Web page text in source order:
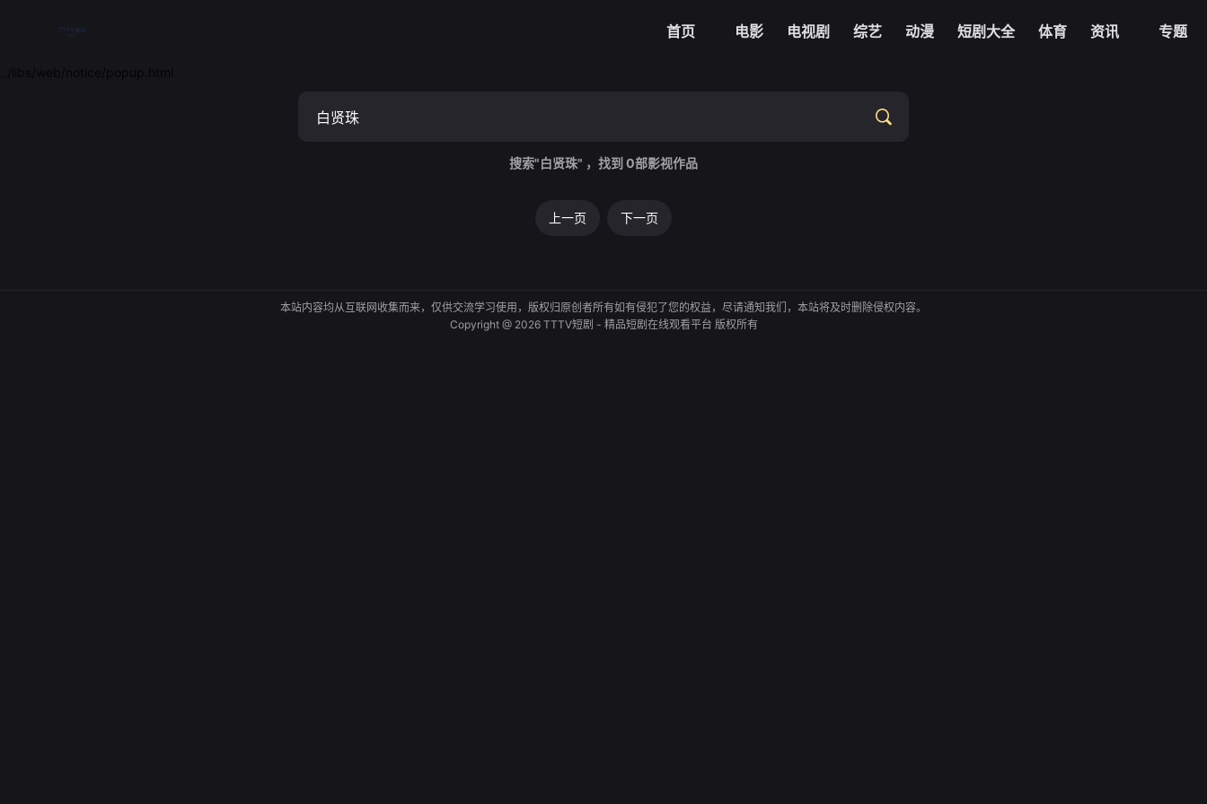
首页 电影 电视剧 综艺 动漫 短剧大全 体育 资讯 专题
搜索"白贤珠" ，找到 0部影视作品
上一页 下一页
本站内容均从互联网收集而来，仅供交流学习使用，版权归原创者所有如有侵犯了您的权益，尽请通知我们，本站将及时删除侵权内容。
Copyright @ 2026 TTTV短剧 - 精品短剧在线观看平台 版权所有